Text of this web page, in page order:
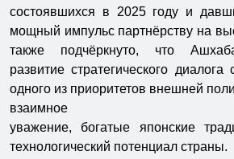
состоявшихся в 2025 году и
мощный импульс партнёрству на
также подчёркнуто, что
развитие стратегического
одного из приоритетов внешней
взаимное
уважение, богатые японские
технологический потенциал страны.